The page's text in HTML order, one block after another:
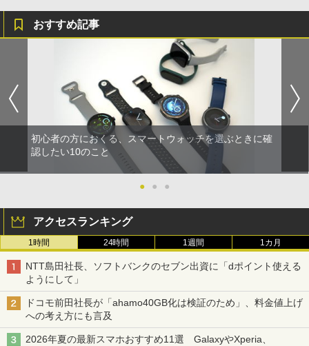
おすすめ記事
初心者の方におくる、スマートウォッチを選ぶときに確
認したい10のこと
● ● ●
アクセスランキング
1時間 24時間 1週間 1カ月
NTT島田社長、ソフトバンクのセブン出資に「dポイント使える
ようにして」
ドコモ前田社長が「ahamo40GB化は検証のため」、料金値上げ
への考え方にも言及
2026年夏の最新スマホおすすめ11選 GalaxyやXperia、